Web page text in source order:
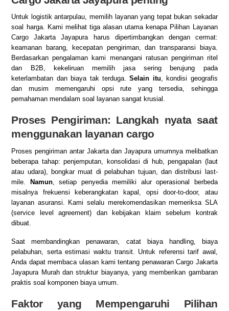
Untuk logistik antarpulau, memilih layanan yang tepat bukan sekadar
soal harga. Kami melihat tiga alasan utama kenapa Pilihan Layanan
Cargo Jakarta Jayapura harus dipertimbangkan dengan cermat:
keamanan barang, kecepatan pengiriman, dan transparansi biaya.
Berdasarkan pengalaman kami menangani ratusan pengiriman ritel
dan B2B, kekeliruan memilih jasa sering berujung pada
keterlambatan dan biaya tak terduga.Selain itu, kondisi geografis
dan musim memengaruhi opsi rute yang tersedia, sehingga
pemahaman mendalam soal layanan sangat krusial.
Proses Pengiriman: Langkah nyata saat
menggunakan layanan cargo
Proses pengiriman antar Jakarta dan Jayapura umumnya melibatkan
beberapa tahap: penjemputan, konsolidasi di hub, pengapalan (laut
atau udara), bongkar muat di pelabuhan tujuan, dan distribusi last-
mile. Namun, setiap penyedia memiliki alur operasional berbeda
misalnya frekuensi keberangkatan kapal, opsi door-to-door, atau
layanan asuransi. Kami selalu merekomendasikan memeriksa SLA
(service level agreement) dan kebijakan klaim sebelum kontrak
dibuat.
Saat membandingkan penawaran, catat biaya handling, biaya
pelabuhan, serta estimasi waktu transit. Untuk referensi tarif awal,
Anda dapat membaca ulasan kami tentang penawaran Cargo Jakarta
Jayapura Murah dan struktur biayanya, yang memberikan gambaran
praktis soal komponen biaya umum.
Faktor yang Mempengaruhi Pilihan